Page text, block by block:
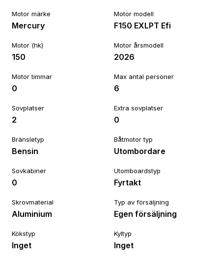
Motor märke
Mercury
Motor modell
F150 EXLPT Efi
Motor (hk)
150
Motor årsmodell
2026
Motor timmar
0
Max antal personer
6
Sovplatser
2
Extra sovplatser
0
Bränsletyp
Bensin
Båtmotor typ
Utombordare
Sovkabiner
0
Utomboardstyp
Fyrtakt
Skrovmaterial
Aluminium
Typ av försäljning
Egen försäljning
Kökstyp
Inget
Kyltyp
Inget